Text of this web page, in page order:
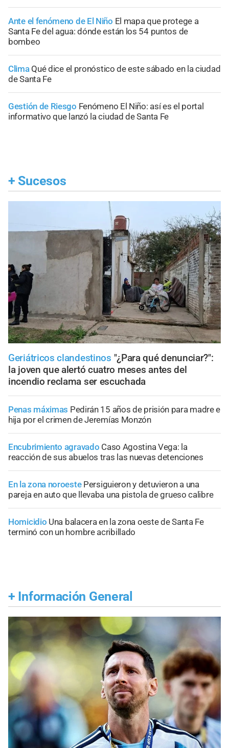
Ante el fenómeno de El Niño El mapa que protege a
Santa Fe del agua: dónde están los 54 puntos de
bombeo
Clima Qué dice el pronóstico de este sábado en la ciudad
de Santa Fe
Gestión de Riesgo Fenómeno El Niño: así es el portal
informativo que lanzó la ciudad de Santa Fe
+ Sucesos
Geriátricos clandestinos "¿Para qué denunciar?":
la joven que alertó cuatro meses antes del
incendio reclama ser escuchada
Penas máximas Pedirán 15 años de prisión para madre e
hija por el crimen de Jeremías Monzón
Encubrimiento agravado Caso Agostina Vega: la
reacción de sus abuelos tras las nuevas detenciones
En la zona noroeste Persiguieron y detuvieron a una
pareja en auto que llevaba una pistola de grueso calibre
Homicidio Una balacera en la zona oeste de Santa Fe
terminó con un hombre acribillado
+ Información General